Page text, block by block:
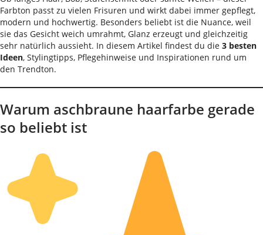
Farbton passt zu vielen Frisuren und wirkt dabei immer gepflegt,
modern und hochwertig. Besonders beliebt ist die Nuance, weil
sie das Gesicht weich umrahmt, Glanz erzeugt und gleichzeitig
sehr natürlich aussieht. In diesem Artikel findest du die 3 besten
Ideen, Stylingtipps, Pflegehinweise und Inspirationen rund um
den Trendton.
Warum aschbraune haarfarbe gerade
so beliebt ist